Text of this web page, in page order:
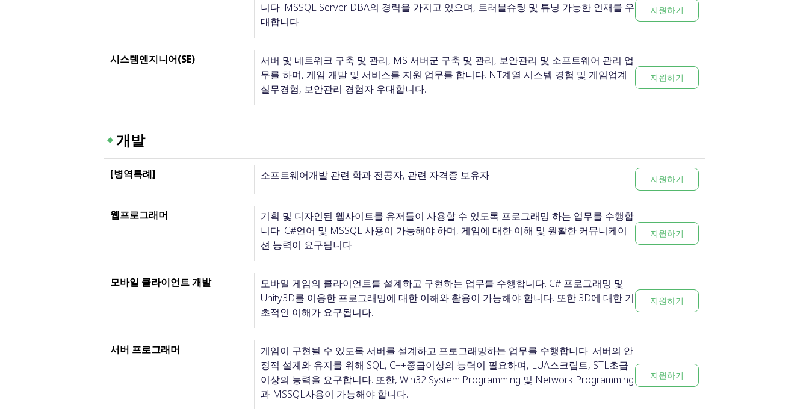
니다. MSSQL Server DBA의 경력을 가지고 있으며, 트러블슈팅 및 튜닝 가능한 인재를 우
대합니다.
지원하기
시스템엔지니어(SE)
서버 및 네트워크 구축 및 관리, MS 서버군 구축 및 관리, 보안관리 및 소프트웨어 관리 업
무를 하며, 게임 개발 및 서비스를 지원 업무를 합니다. NT계열 시스템 경험 및 게임업계
실무경험, 보안관리 경험자 우대합니다.
지원하기
개발
[병역특례] 소프트웨어개발 관련 학과 전공자, 관련 자격증 보유자 지원하기
웹프로그래머
기획 및 디자인된 웹사이트를 유저들이 사용할 수 있도록 프로그래밍 하는 업무를 수행합
니다. C#언어 및 MSSQL 사용이 가능해야 하며, 게임에 대한 이해 및 원활한 커뮤니케이
션 능력이 요구됩니다.
지원하기
모바일 클라이언트 개발
모바일 게임의 클라이언트를 설계하고 구현하는 업무를 수행합니다. C# 프로그래밍 및
Unity3D를 이용한 프로그래밍에 대한 이해와 활용이 가능해야 합니다. 또한 3D에 대한 기
초적인 이해가 요구됩니다.
지원하기
서버 프로그래머
게임이 구현될 수 있도록 서버를 설계하고 프로그래밍하는 업무를 수행합니다. 서버의 안
정적 설계와 유지를 위해 SQL, C++중급이상의 능력이 필요하며, LUA스크립트, STL초급
이상의 능력을 요구합니다. 또한, Win32 System Programming 및 Network Programming
과 MSSQL사용이 가능해야 합니다.
지원하기